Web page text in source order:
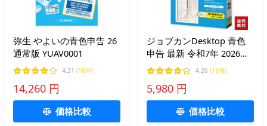
弥生 やよいの青色申告 26
通常版 YUAV0001
4.31 (16件)
14,260 円
価格比較
ジョブカンDesktop 青色
申告 最新 令和7年 2026年
確定申告対応 ≪初心者で
も簡単！最大65万円控除
≫ インボイス/電子帳簿保
存 最新 乗り換え版/通常版
4.26 (19件)
5,980 円
価格比較